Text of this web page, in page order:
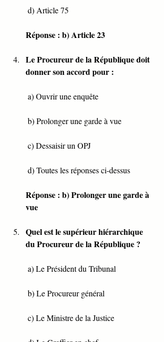
d) Article 75
Réponse : b) Article 23
Le Procureur de la République doit
donner son accord pour :
a) Ouvrir une enquête
b) Prolonger une garde à vue
c) Dessaisir un OPJ
d) Toutes les réponses ci-dessus
Réponse : b) Prolonger une garde à
vue
Quel est le supérieur hiérarchique
du Procureur de la République ?
a) Le Président du Tribunal
b) Le Procureur général
c) Le Ministre de la Justice